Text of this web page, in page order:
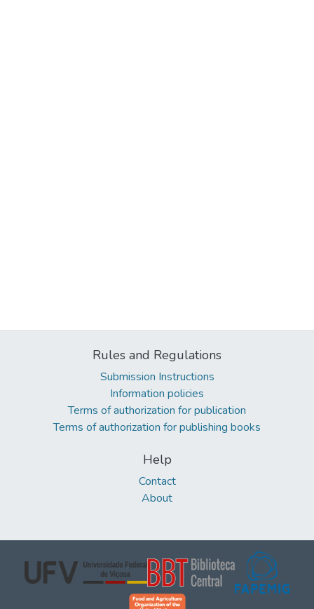
Rules and Regulations
Submission Instructions
Information policies
Terms of authorization for publication
Terms of authorization for publishing books
Help
Contact
About